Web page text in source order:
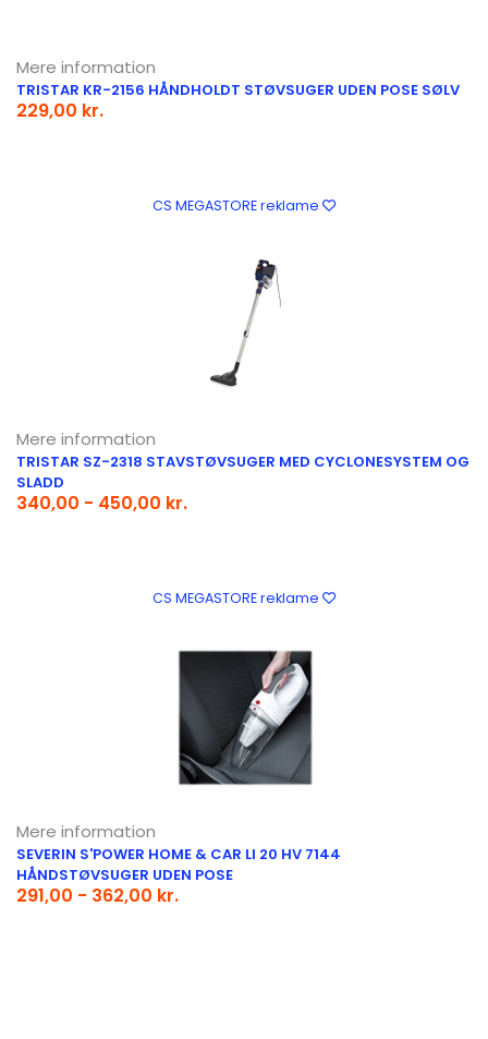
Mere information
TRISTAR KR-2156 HÅNDHOLDT STØVSUGER UDEN POSE SØLV
229,00 kr.
CS MEGASTORE reklame
Mere information
TRISTAR SZ-2318 STAVSTØVSUGER MED CYCLONESYSTEM OG
SLADD
340,00 - 450,00 kr.
CS MEGASTORE reklame
Mere information
SEVERIN S'POWER HOME & CAR LI 20 HV 7144
HÅNDSTØVSUGER UDEN POSE
291,00 - 362,00 kr.